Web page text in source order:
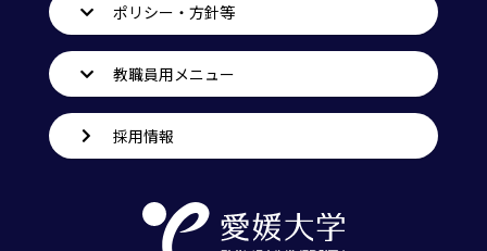
ポリシー・方針等
教職員用メニュー
採用情報